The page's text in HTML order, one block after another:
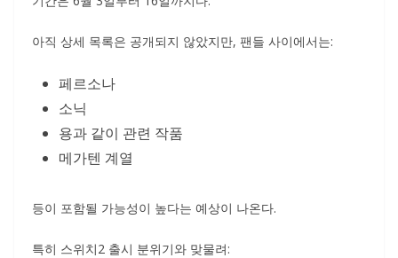
아직 상세 목록은 공개되지 않았지만, 팬들 사이에서는:
페르소나
소닉
용과 같이 관련 작품
메가텐 계열
등이 포함될 가능성이 높다는 예상이 나온다.
특히 스위치2 출시 분위기와 맞물려: